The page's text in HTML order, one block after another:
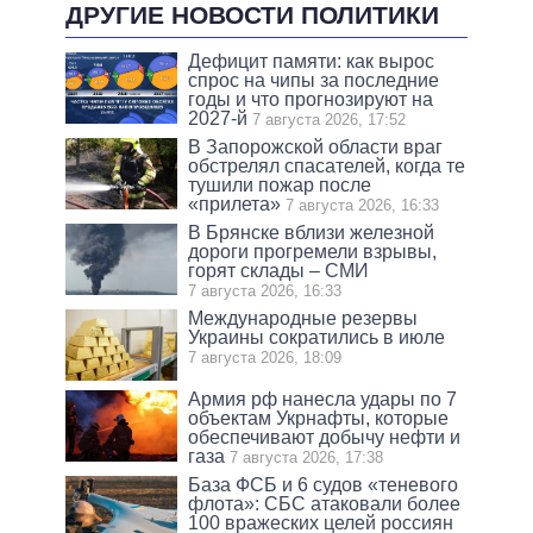
ДРУГИЕ НОВОСТИ ПОЛИТИКИ
Дефицит памяти: как вырос
спрос на чипы за последние
годы и что прогнозируют на
2027-й 7 августа 2026, 17:52
В Запорожской области враг
обстрелял спасателей, когда те
тушили пожар после
«прилета» 7 августа 2026, 16:33
В Брянске вблизи железной
дороги прогремели взрывы,
горят склады – СМИ
7 августа 2026, 16:33
Международные резервы
Украины сократились в июле
7 августа 2026, 18:09
Армия рф нанесла удары по 7
объектам Укрнафты, которые
обеспечивают добычу нефти и
газа 7 августа 2026, 17:38
База ФСБ и 6 судов «теневого
флота»: СБС атаковали более
100 вражеских целей россиян